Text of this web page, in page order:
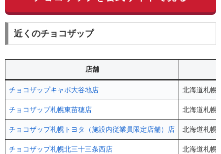
近くのチョコザップ
店舗
チョコザップキャポ大谷地店 北海道札
チョコザップ札幌東苗穂店 北海道札幌
チョコザップ札幌トヨタ（施設内従業員限定店舗）店 北海道札幌
チョコザップ札幌北三十三条西店 北海道札